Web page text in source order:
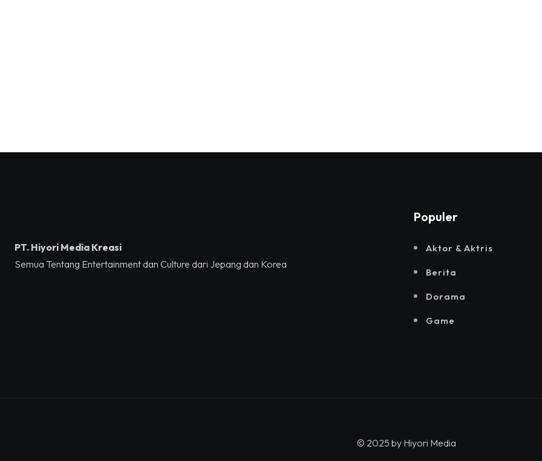
PT. Hiyori Media Kreasi
Semua Tentang Entertainment dan Culture dari Jepang dan Korea
Populer
Aktor & Aktris
Berita
Dorama
Game
© 2025 by Hiyori Media